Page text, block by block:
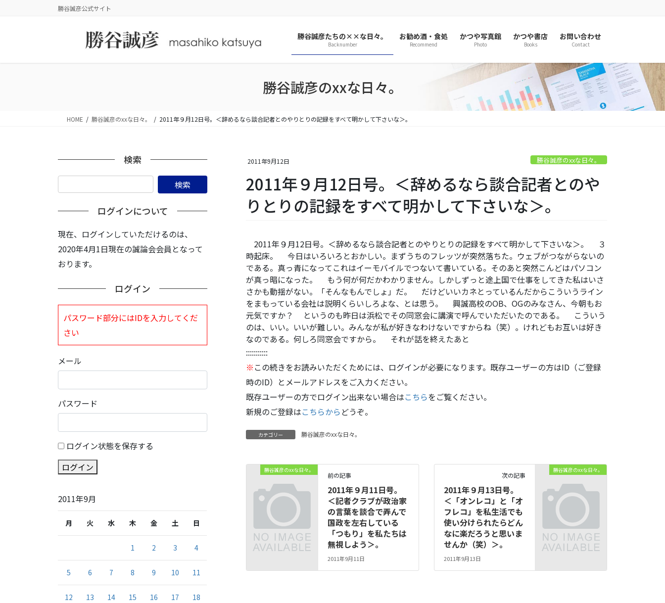
勝谷誠彦公式サイト
勝谷誠彦たちの××な日々。
Backnumber
お勧め酒・食処
Recommend
かつや写真館
Photo
かつや書店
Books
お問い合わせ
Contact
勝谷誠彦のxxな日々。
HOME 勝谷誠彦のxxな日々。 2011年９月12日号。＜辞めるなら談合記者とのやりとりの記録をすべて明かして下さいな＞。
2011年9月12日 勝谷誠彦のxxな日々。
2011年９月12日号。＜辞めるなら談合記者とのや
りとりの記録をすべて明かして下さいな＞。
2011年９月12日号。＜辞めるなら談合記者とのやりとりの記録をすべて明かして下さいな＞。 ３
時起床。 今日はいろいろとおかしい。まずうちのフレッツが突然落ちた。ウェブがつながらないの
である。真っ青になってこれはイーモバイルでつないて書いている。そのあと突然こんどはパソコン
が真っ暗になった。 もう何が何だかわかりません。しかしずっと途上国で仕事をしてきた私はいさ
さかも動揺がない。「そんなもんでしょ」だ。 だけどいいカネとっているんだからこういうライン
をまもっている会社は説明くらいしろよな、とは思う。 興誠高校のOB、OGのみなさん、今朝もお
元気ですか？ というのも昨日は浜松でその同窓会に講演で呼んでいただいたのである。 こういう
のは、いい。いいが難しい。みんなが私が好きなわけないですからね（笑）。けれどもお互いは好き
なのである。何しろ同窓会ですから。 それが話を終えたあと
:::::::::::
※ この続きをお読みいただくためには、ログインが必要になります。既存ユーザーの方はID（ご登録
時のID）とメールアドレスをご入力ください。
既存ユーザーの方でログイン出来ない場合はこちらをご覧ください。
新規のご登録はこちらから どうぞ。
カテゴリー 勝谷誠彦のxxな日々。
勝谷誠彦のxxな日々。
前の記事
2011年９月11日号。
＜記者クラブが政治家
の言葉を談合で弄んで
国政を左右している
「つもり」を私たちは
無視しよう＞。
2011年9月11日
勝谷誠彦のxxな日々。
次の記事
2011年９月13日号。
＜「オンレコ」と「オ
フレコ」を私生活でも
使い分けられたらどん
なに楽だろうと思いま
せんか（笑）＞。
2011年9月13日
検索
ログインについて
現在、ログインしていただけるのは、
2020年4月1日現在の誠論会会員となって
おります。
ログイン
パスワード部分にはIDを入力してくだ
さい
メール
パスワード
ログイン状態を保存する
ログイン
2011年9月
月 火 水 木 金 土 日
1 2 3 4
5 6 7 8 9 10 11
12 13 14 15 16 17 18